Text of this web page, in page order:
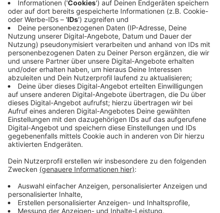
deshalb in absehbarer Zeit noch ein zweites Mal für
alle Fern- und Regionalzüge gesperrt werden. Wann
das sein wird, ist noch unklar.
Anzeige
Bahn hält an Vollsperrung fest
Anzeige
An der zehntägigen Sperrung ab Freitag hält die
dringende Arbeiten an Weichen und Oberleitungen
nutzen. Wegen der Vollsperrung des Kölner
Hauptbahnhofs fallen auch bei uns in der Stadt unter
anderem der RE1 und der RE5 ab Freitagabend